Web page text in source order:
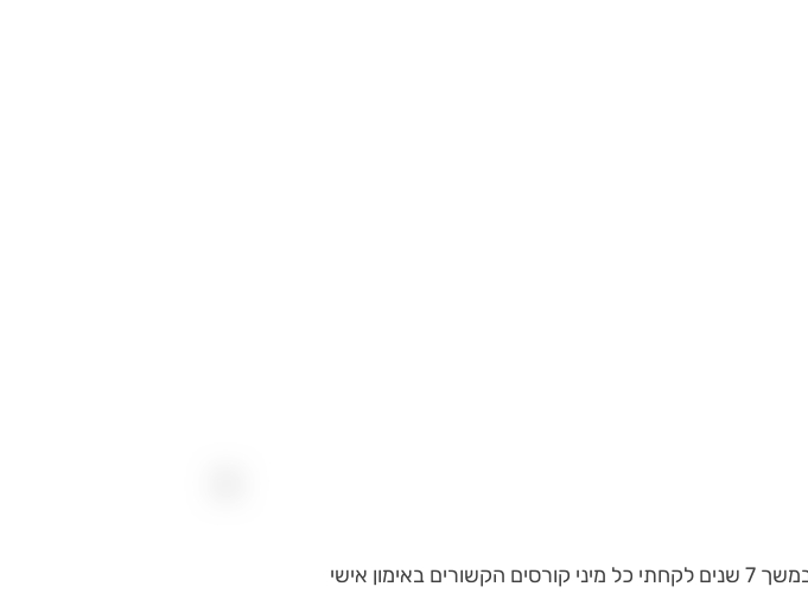
20 שנה עבדתי בתחום הנהלת החשבונות, במשך 7 שנים לקחתי כל מיני קורסים הקשורים באימון אישי